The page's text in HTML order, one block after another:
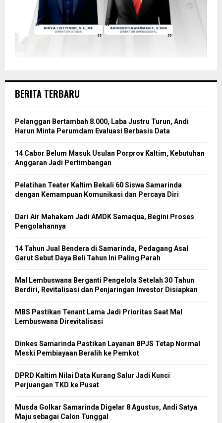
BERITA TERBARU
Pelanggan Bertambah 8.000, Laba Justru Turun, Andi
Harun Minta Perumdam Evaluasi Berbasis Data
14 Cabor Belum Masuk Usulan Porprov Kaltim, Kebutuhan
Anggaran Jadi Pertimbangan
Pelatihan Teater Kaltim Bekali 60 Siswa Samarinda
dengan Kemampuan Komunikasi dan Percaya Diri
Dari Air Mahakam Jadi AMDK Samaqua, Begini Proses
Pengolahannya
14 Tahun Jual Bendera di Samarinda, Pedagang Asal
Garut Sebut Daya Beli Tahun Ini Paling Parah
Mal Lembuswana Berganti Pengelola Setelah 30 Tahun
Berdiri, Revitalisasi dan Penjaringan Investor Disiapkan
MBS Pastikan Tenant Lama Jadi Prioritas Saat Mal
Lembuswana Direvitalisasi
Dinkes Samarinda Pastikan Layanan BPJS Tetap Normal
Meski Pembiayaan Beralih ke Pemkot
DPRD Kaltim Nilai Data Kurang Salur Jadi Kunci
Perjuangan TKD ke Pusat
Musda Golkar Samarinda Digelar 8 Agustus, Andi Satya
Maju sebagai Calon Tunggal